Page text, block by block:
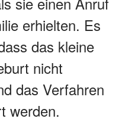
erhielten. Es
das kleine
nicht
das Verfahren
werden.